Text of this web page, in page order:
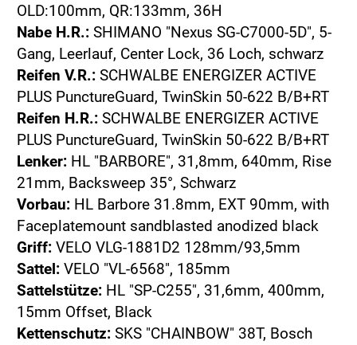
OLD:100mm, QR:133mm, 36H
Nabe H.R.: SHIMANO "Nexus SG-C7000-5D", 5-
Gang, Leerlauf, Center Lock, 36 Loch, schwarz
Reifen V.R.: SCHWALBE ENERGIZER ACTIVE
PLUS PunctureGuard, TwinSkin 50-622 B/B+RT
Reifen H.R.: SCHWALBE ENERGIZER ACTIVE
PLUS PunctureGuard, TwinSkin 50-622 B/B+RT
Lenker: HL "BARBORE", 31,8mm, 640mm, Rise
21mm, Backsweep 35°, Schwarz
Vorbau: HL Barbore 31.8mm, EXT 90mm, with
Faceplatemount sandblasted anodized black
Griff: VELO VLG-1881D2 128mm/93,5mm
Sattel: VELO "VL-6568", 185mm
Sattelstütze: HL "SP-C255", 31,6mm, 400mm,
15mm Offset, Black
Kettenschutz: SKS "CHAINBOW" 38T, Bosch